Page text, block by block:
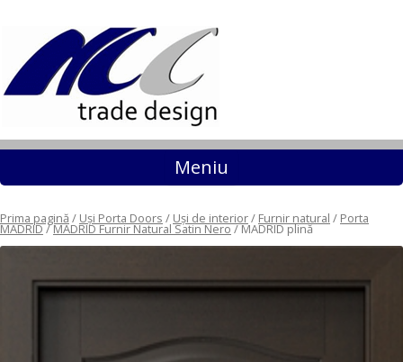
Meniu Sari la conținut
Prima pagină / Uși Porta Doors / Uși de interior/ Furnir natural / Porta
MADRID/MADRID Furnir Natural Satin Nero/ MADRID plină